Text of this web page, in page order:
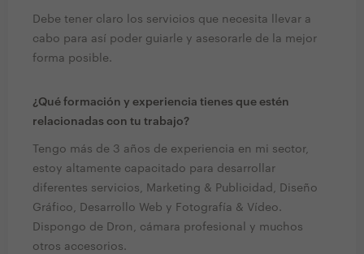
Debe tener claro los servicios que necesita llevar a
cabo para así poder guiarle y asesorarle de la mejor
forma posible.
¿Qué formación y experiencia tienes que estén
relacionadas con tu trabajo?
Tengo más de 3 años de experiencia en mi sector,
estoy altamente capacitado para desarrollar
diferentes servicios, Marketing & Publicidad, Diseño
Gráfico, Desarrollo Web y Fotografía & Vídeo.
Dispongo de Dron, cámara profesional y muchos
otros accesorios.